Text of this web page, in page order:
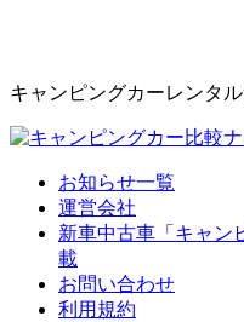
キャンピングカーレンタ
お知らせ一覧
運営会社
新車中古車「キャン
載
お問い合わせ
利用規約